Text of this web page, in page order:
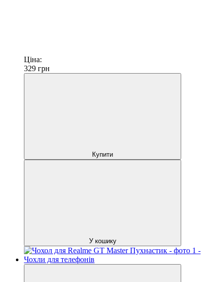
Ціна:
329 грн
Купити
У кошику